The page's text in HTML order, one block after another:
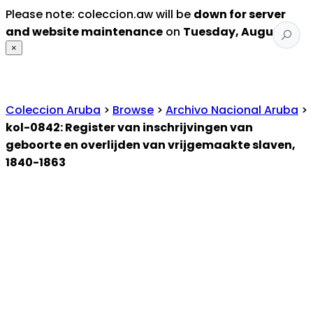
Please note: coleccion.aw will be down for server
and website maintenance on Tuesday, August 4
×
Coleccion Aruba > Browse > Archivo Nacional Aruba >
kol-0842: Register van inschrijvingen van
geboorte en overlijden van vrijgemaakte slaven,
1840-1863